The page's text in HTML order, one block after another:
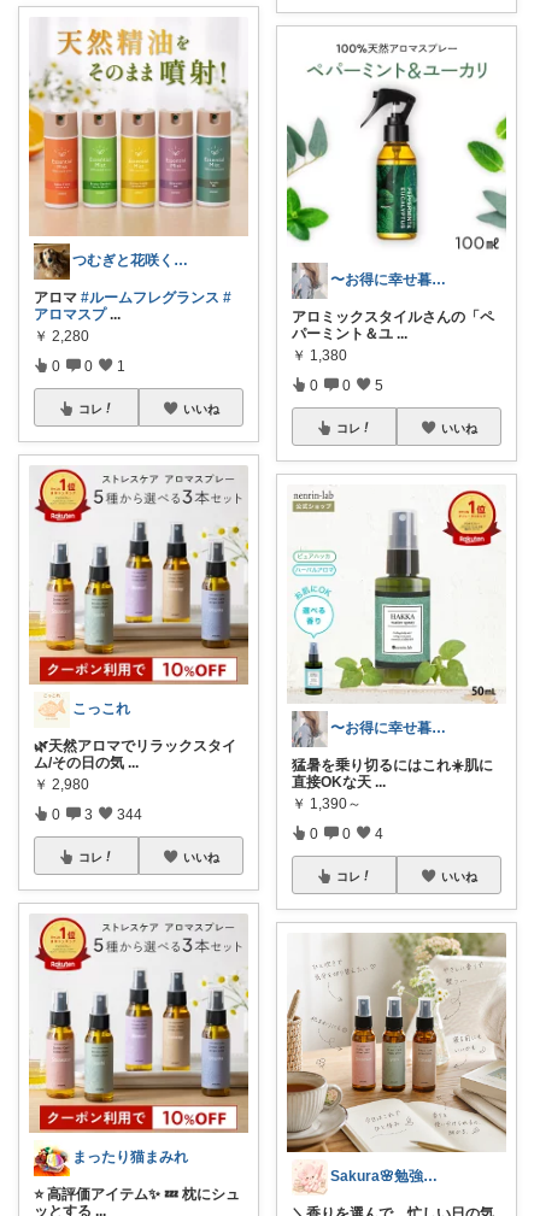
つむぎと花咲くROOM
アロマ #ルームフレグランス #
アロマスプ ...
￥ 2,280
0 0 1
コレ いいね
こっこれ
🌿天然アロマでリラックスタイ
ム/その日の気 ...
￥ 2,980
0 3 344
コレ いいね
まったり猫まみれ
⭐ 高評価アイテム✨ 💤 枕にシュ
ッとする ...
〜お得に幸せ暮らし〜
アロミックスタイルさんの「ペ
パーミント＆ユ ...
￥ 1,380
0 0 5
コレ いいね
〜お得に幸せ暮らし〜
猛暑を乗り切るにはこれ☀️肌に
直接OKな天 ...
￥ 1,390～
0 0 4
コレ いいね
Sakura🌸勉強と暮らし愛用品